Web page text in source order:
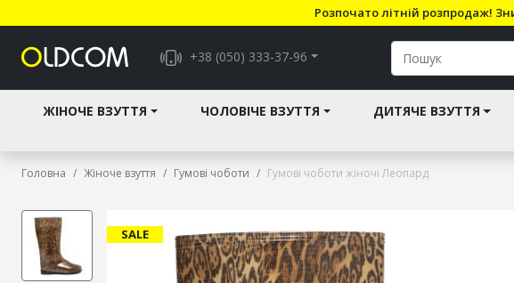
Розпочато літній розпродаж!
+38 (050) 333-37-96
ЖІНОЧЕ ВЗУТТЯ ЧОЛОВІЧЕ ВЗУТТЯ ДИТЯЧЕ ВЗУТТЯ
Головна Жіноче взуття Гумові чоботи Гумові чоботи жіночі Леопард
SALE